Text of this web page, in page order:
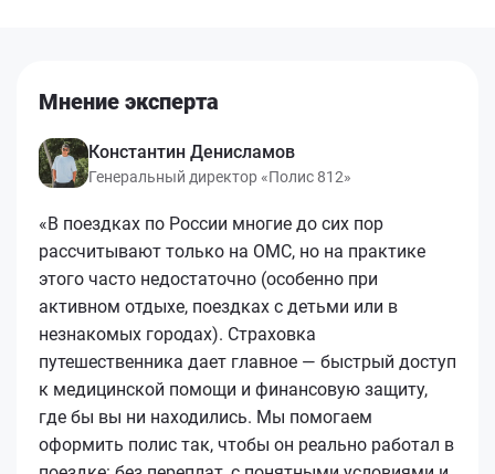
Мнение эксперта
Константин Денисламов
Генеральный директор «Полис 812»
«В поездках по России многие до сих пор
рассчитывают только на ОМС, но на практике
этого часто недостаточно (особенно при
активном отдыхе, поездках с детьми или в
незнакомых городах). Страховка
путешественника дает главное — быстрый доступ
к медицинской помощи и финансовую защиту,
где бы вы ни находились. Мы помогаем
оформить полис так, чтобы он реально работал в